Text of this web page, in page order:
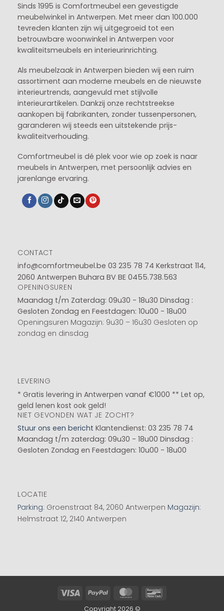
Sinds 1995 is Comfortmeubel een gevestigde
meubelwinkel in Antwerpen. Met meer dan 100.000
tevreden klanten zijn wij uitgegroeid tot een
betrouwbare woonwinkel in Antwerpen voor
kwaliteitsmeubels en interieurinrichting.
Als meubelzaak in Antwerpen bieden wij een ruim
assortiment aan moderne meubels en de nieuwste
interieurtrends, aangevuld met stijlvolle
interieurartikelen. Dankzij onze rechtstreekse
aankopen bij fabrikanten, zonder tussenpersonen,
garanderen wij steeds een uitstekende prijs-
kwaliteitverhouding.
Comfortmeubel is dé plek voor wie op zoek is naar
meubels in Antwerpen, met persoonlijk advies en
jarenlange ervaring.
CONTACT
info@comfortmeubel.be 03 235 78 74 Kerkstraat 114,
2060 Antwerpen Buhara BV BE 0455.738.563
OPENINGSUREN
Maandag t/m Zaterdag: 09u30 - 18u30 Dinsdag :
Gesloten Zondag en Feestdagen: 10u00 - 18u00
Openingsuren Magazijn: 9u30 – 16u30 Gesloten op
zondag en dinsdag
LEVERING
* Gratis levering in Antwerpen vanaf €1000 ** Let op,
geld lenen kost ook geld!
NIET GEVONDEN WAT JE ZOCHT?
Stuur ons een bericht Klantendienst: 03 235 78 74
Maandag t/m zaterdag: 09u30 - 18u00 Dinsdag :
Gesloten Zondag en Feestdagen: 10u00 - 18u00
LOCATIE
Parking: Groenstraat 84, 2060 Antwerpen Magazijn:
Helmstraat 12, 2140 Antwerpen
Visa PayPal MasterCard
Copyright 2026 ©